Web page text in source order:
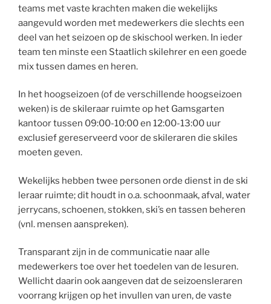
teams met vaste krachten maken die wekelijks
aangevuld worden met medewerkers die slechts een
deel van het seizoen op de skischool werken. In ieder
team ten minste een Staatlich skilehrer en een goede
mix tussen dames en heren.
In het hoogseizoen (of de verschillende hoogseizoen
weken) is de skileraar ruimte op het Gamsgarten
kantoor tussen 09:00-10:00 en 12:00-13:00 uur
exclusief gereserveerd voor de skileraren die skiles
moeten geven.
Wekelijks hebben twee personen orde dienst in de ski
leraar ruimte; dit houdt in o.a. schoonmaak, afval, water
jerrycans, schoenen, stokken, ski’s en tassen beheren
(vnl. mensen aanspreken).
Transparant zijn in de communicatie naar alle
medewerkers toe over het toedelen van de lesuren.
Wellicht daarin ook aangeven dat de seizoensleraren
voorrang krijgen op het invullen van uren, de vaste